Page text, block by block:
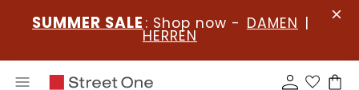
SUMMER SALE : Shop now - DAMEN |
HERREN